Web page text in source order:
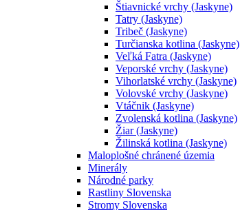
Štiavnické vrchy (Jaskyne)
Tatry (Jaskyne)
Tribeč (Jaskyne)
Turčianska kotlina (Jaskyne)
Veľká Fatra (Jaskyne)
Veporské vrchy (Jaskyne)
Vihorlatské vrchy (Jaskyne)
Volovské vrchy (Jaskyne)
Vtáčnik (Jaskyne)
Zvolenská kotlina (Jaskyne)
Žiar (Jaskyne)
Žilinská kotlina (Jaskyne)
Maloplošné chránené územia
Minerály
Národné parky
Rastliny Slovenska
Stromy Slovenska